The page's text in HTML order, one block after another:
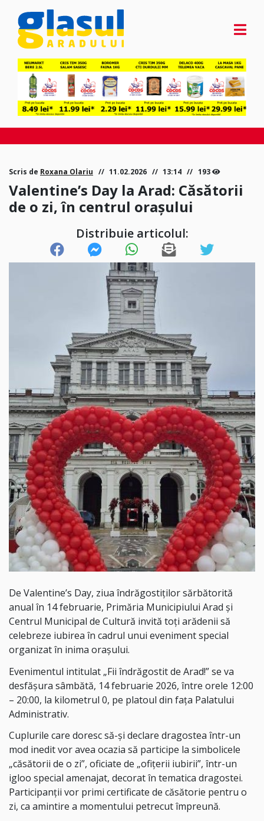
Scris de Roxana Olariu 11.02.2026 13:14 193
Valentine’s Day la Arad: Căsătorii
de o zi, în centrul orașului
Distribuie articolul:
De Valentine’s Day, ziua îndrăgostiților sărbătorită
anual în 14 februarie, Primăria Municipiului Arad și
Centrul Municipal de Cultură invită toți arădenii să
celebreze iubirea în cadrul unui eveniment special
organizat în inima orașului.
Evenimentul intitulat „Fii îndrăgostit de Arad!” se va
desfășura sâmbătă, 14 februarie 2026, între orele 12:00
– 20:00, la kilometrul 0, pe platoul din fața Palatului
Administrativ.
Cuplurile care doresc să-și declare dragostea într-un
mod inedit vor avea ocazia să participe la simbolicele
„căsătorii de o zi”, oficiate de „ofițerii iubirii”, într-un
igloo special amenajat, decorat în tematica dragostei.
Participanții vor primi certificate de căsătorie pentru o
zi, ca amintire a momentului petrecut împreună.